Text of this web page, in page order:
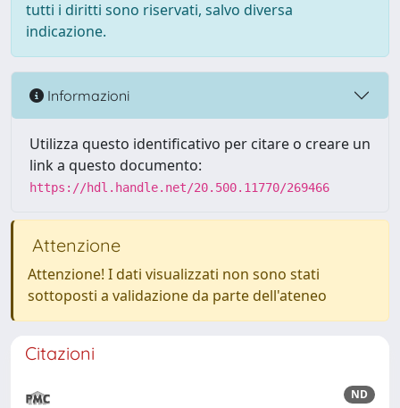
tutti i diritti sono riservati, salvo diversa
indicazione.
Informazioni
Utilizza questo identificativo per citare o creare un
link a questo documento:
https://hdl.handle.net/20.500.11770/269466
Attenzione
Attenzione! I dati visualizzati non sono stati
sottoposti a validazione da parte dell'ateneo
Citazioni
ND